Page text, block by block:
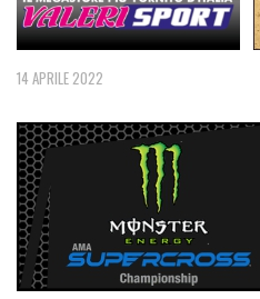
14 APRILE 2022